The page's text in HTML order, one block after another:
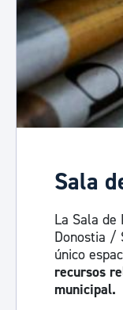
Sala
La Sala de
Donostia /
único
recursos
municipal.